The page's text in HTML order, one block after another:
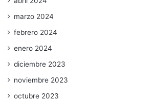
marzo 2024
febrero 2024
enero 2024
diciembre 2023
noviembre 2023
octubre 2023